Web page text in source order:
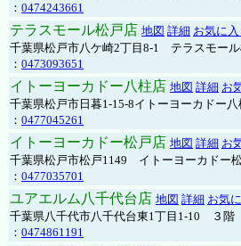
： 0474243661
テラスモール松戸店 地図 詳細 お気に
千葉県松戸市八ケ崎2丁目8-1 テラスモール
： 0473093651
イトーヨーカドー八柱店 地図 詳細 お
千葉県松戸市日暮1-15-8イトーヨーカドー
： 0477045261
イトーヨーカドー松戸店 地図 詳細 お
千葉県松戸市松戸1149 イトーヨーカドー
： 0477035701
ユアエルム八千代台店 地図 詳細 お気
千葉県八千代市八千代台東1丁目1-10 ３階
： 0474861191